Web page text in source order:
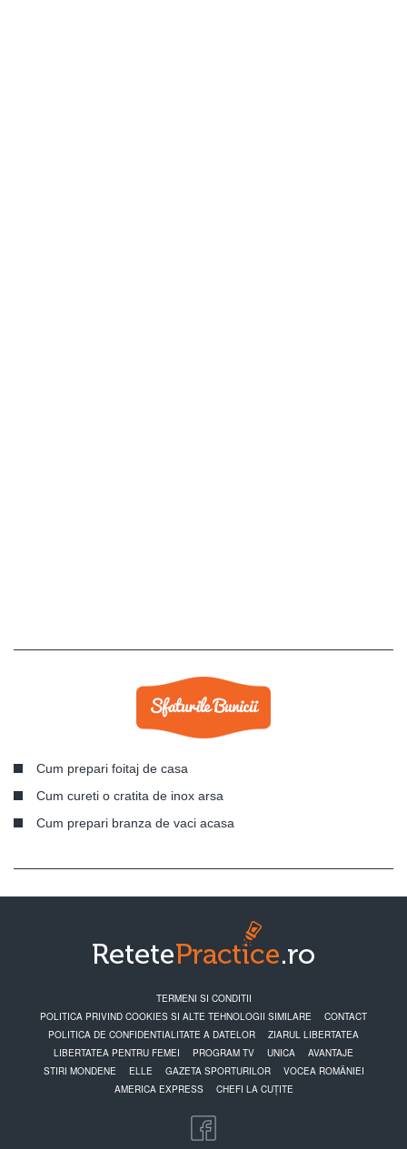
Cum prepari foitaj de casa
Cum cureti o cratita de inox arsa
Cum prepari branza de vaci acasa
TERMENI SI CONDITII
POLITICA PRIVIND COOKIES SI ALTE TEHNOLOGII SIMILARE
CONTACT
POLITICA DE CONFIDENTIALITATE A DATELOR
ZIARUL LIBERTATEA
LIBERTATEA PENTRU FEMEI
PROGRAM TV UNICA
AVANTAJE
STIRI MONDENE
ELLE GAZETA SPORTURILOR
VOCEA ROMÂNIEI
AMERICA EXPRESS
CHEFI LA CUȚITE